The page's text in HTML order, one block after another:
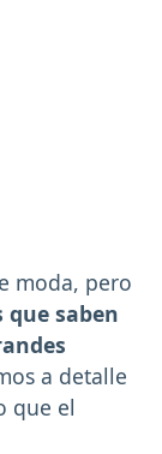
moda, pero
que saben
a detalle
que el